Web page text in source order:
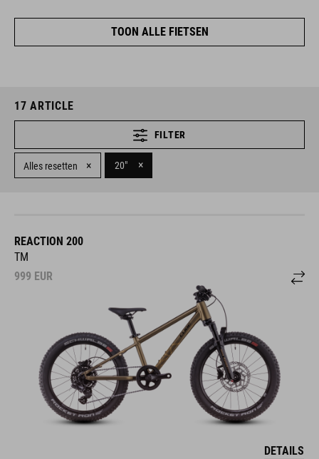
TOON ALLE FIETSEN
17 ARTICLE
FILTER
Alles resetten × 20" ×
REACTION 200
TM
999 EUR
DETAILS